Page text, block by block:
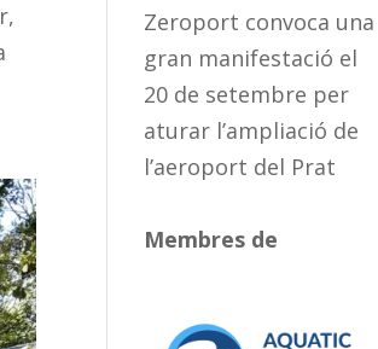
Zeroport convoca una
gran manifestació el
20 de setembre per
aturar l’ampliació de
l’aeroport del Prat
Membres de